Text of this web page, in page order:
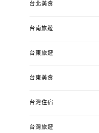
台北美食
台南旅遊
台東旅遊
台東美食
台灣住宿
台灣旅遊